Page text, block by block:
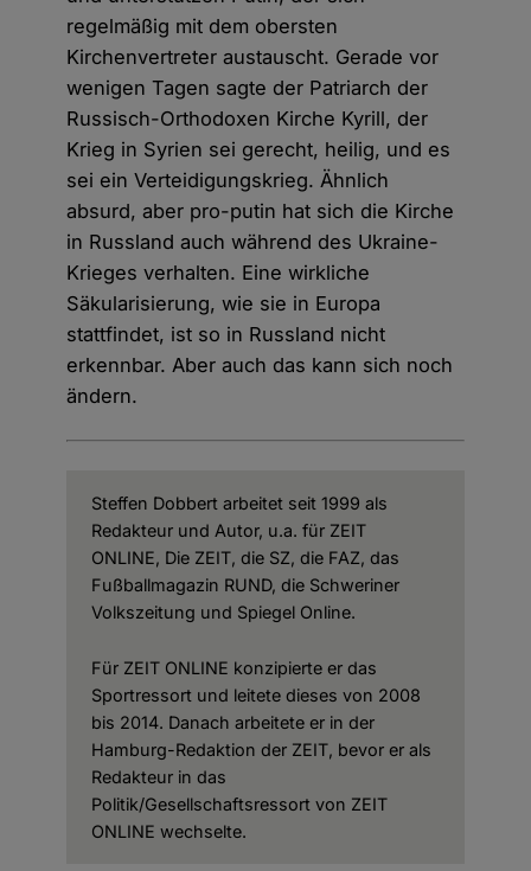
regelmäßig mit dem obersten
Kirchenvertreter austauscht. Gerade vor
wenigen Tagen sagte der Patriarch der
Russisch-Orthodoxen Kirche Kyrill, der
Krieg in Syrien sei gerecht, heilig, und es
sei ein Verteidigungskrieg. Ähnlich
absurd, aber pro-putin hat sich die Kirche
in Russland auch während des Ukraine-
Krieges verhalten. Eine wirkliche
Säkularisierung, wie sie in Europa
stattfindet, ist so in Russland nicht
erkennbar. Aber auch das kann sich noch
ändern.
Steffen Dobbert arbeitet seit 1999 als
Redakteur und Autor, u.a. für ZEIT
ONLINE, Die ZEIT, die SZ, die FAZ, das
Fußballmagazin RUND, die Schweriner
Volkszeitung und Spiegel Online.
Für ZEIT ONLINE konzipierte er das
Sportressort und leitete dieses von 2008
bis 2014. Danach arbeitete er in der
Hamburg-Redaktion der ZEIT, bevor er als
Redakteur in das
Politik/Gesellschaftsressort von ZEIT
ONLINE wechselte.